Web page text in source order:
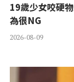
19歲少女咬硬
為很NG
2026-08-09